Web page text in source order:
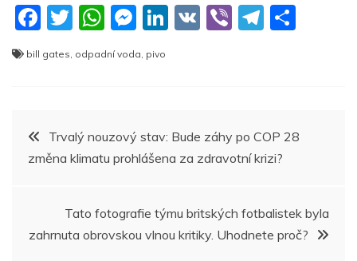
F
a
c
o
o
T
w
itt
W
h
at
p
p
M
ss
g
er
Li
n
V
Vi T
m
bill gates odpadní voda pivo
Navigace
pro
příspěvek
Trvalý nouzový stav: Bude záhy po COP 28
změna klimatu prohlášena za zdravotní krizi?
Tato fotografie týmu britských fotbalistek byla
zahrnuta obrovskou vlnou kritiky. Uhodnete proč?